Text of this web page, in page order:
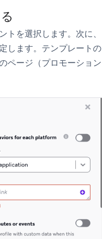
を選択します。次に、
します。テンプレートの
ページ（プロモーション